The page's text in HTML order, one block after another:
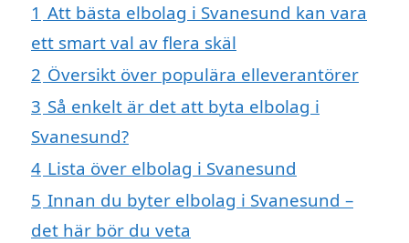
1 Att bästa elbolag i Svanesund kan vara
ett smart val av flera skäl
2 Översikt över populära elleverantörer
3 Så enkelt är det att byta elbolag i
Svanesund?
4 Lista över elbolag i Svanesund
5 Innan du byter elbolag i Svanesund –
det här bör du veta